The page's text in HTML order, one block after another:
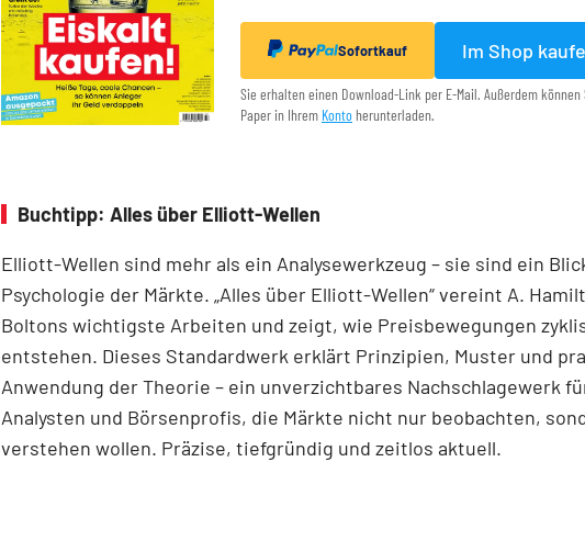
Sofortkauf Im Shop
Sie erhalten einen Download-Link per E-Mail. Außerdem
Paper in Ihrem Konto herunterladen.
Buchtipp: Alles über Elliott-Wellen
Elliott-Wellen sind mehr als ein Analysewerkzeug – sie sind ein
Psychologie der Märkte. „Alles über Elliott-Wellen“ vereint A.
Boltons wichtigste Arbeiten und zeigt, wie Preisbewegungen
entstehen. Dieses Standardwerk erklärt Prinzipien, Muster und
Anwendung der Theorie – ein unverzichtbares Nachschlagewerk
Analysten und Börsenprofis, die Märkte nicht nur beobachten,
verstehen wollen. Präzise, tiefgründig und zeitlos aktuell.